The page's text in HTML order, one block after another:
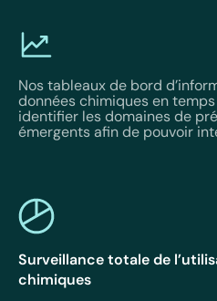
Nos tableaux de bord
données chimiques en
identifier les domaines de
émergents afin de pouvoir
Surveillance totale de
chimiques